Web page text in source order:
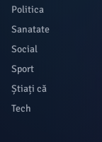
Politica
Sanatate
Social
Sport
Știați că
Tech